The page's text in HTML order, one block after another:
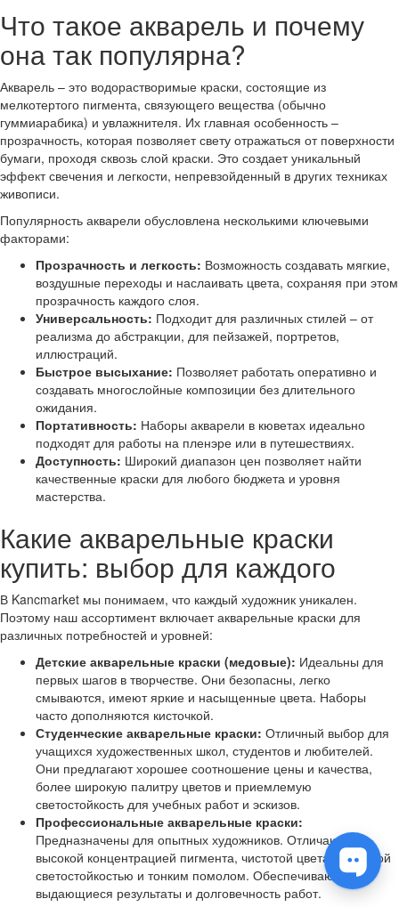
Что такое акварель и почему
она так популярна?
Акварель – это водорастворимые краски, состоящие из
мелкотертого пигмента, связующего вещества (обычно
гуммиарабика) и увлажнителя. Их главная особенность –
прозрачность, которая позволяет свету отражаться от поверхности
бумаги, проходя сквозь слой краски. Это создает уникальный
эффект свечения и легкости, непревзойденный в других техниках
живописи.
Популярность акварели обусловлена несколькими ключевыми
факторами:
Прозрачность и легкость: Возможность создавать мягкие,
воздушные переходы и наслаивать цвета, сохраняя при этом
прозрачность каждого слоя.
Универсальность: Подходит для различных стилей – от
реализма до абстракции, для пейзажей, портретов,
иллюстраций.
Быстрое высыхание: Позволяет работать оперативно и
создавать многослойные композиции без длительного
ожидания.
Портативность: Наборы акварели в кюветах идеально
подходят для работы на пленэре или в путешествиях.
Доступность: Широкий диапазон цен позволяет найти
качественные краски для любого бюджета и уровня
мастерства.
Какие акварельные краски
купить: выбор для каждого
В Kancmarket мы понимаем, что каждый художник уникален.
Поэтому наш ассортимент включает акварельные краски для
различных потребностей и уровней:
Детские акварельные краски (медовые): Идеальны для
первых шагов в творчестве. Они безопасны, легко
смываются, имеют яркие и насыщенные цвета. Наборы
часто дополняются кисточкой.
Студенческие акварельные краски: Отличный выбор для
учащихся художественных школ, студентов и любителей.
Они предлагают хорошее соотношение цены и качества,
более широкую палитру цветов и приемлемую
светостойкость для учебных работ и эскизов.
Профессиональные акварельные краски:
Предназначены для опытных художников. Отличаются
высокой концентрацией пигмента, чистотой цвета, отличной
светостойкостью и тонким помолом. Обеспечивают
выдающиеся результаты и долговечность работ.